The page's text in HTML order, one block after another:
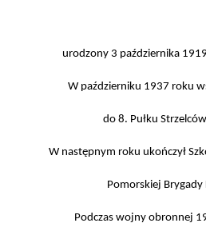
urodzony 3 października
W październiku 1937 roku
do 8. Pułku
W następnym roku ukończył
Pomorskiej Brygady
Podczas wojny obronnej